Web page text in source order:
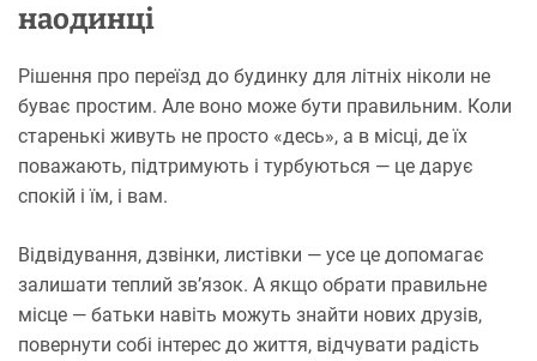
наодинці
Рішення про переїзд до будинку для літніх ніколи не
буває простим. Але воно може бути правильним. Коли
старенькі живуть не просто «десь», а в місці, де їх
поважають, підтримують і турбуються — це дарує
спокій і їм, і вам.
Відвідування, дзвінки, листівки — усе це допомагає
залишати теплий зв’язок. А якщо обрати правильне
місце — батьки навіть можуть знайти нових друзів,
повернути собі інтерес до життя, відчувати радість